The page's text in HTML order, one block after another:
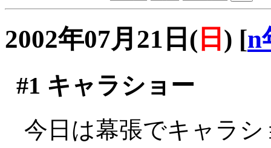
2002年07月21日( 日 ) [n
#1 キャラショー
今日は幕張でキャラシ